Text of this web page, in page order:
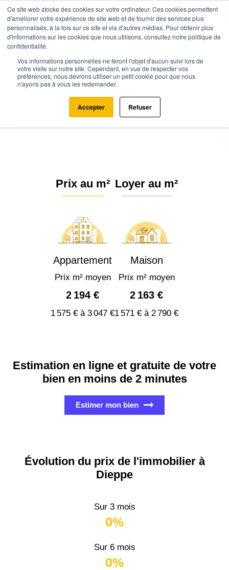
Ce site web stocke des cookies sur votre ordinateur. Ces cookies permettent
d'améliorer votre expérience de site web et de fournir des services plus
personnalisés, à la fois sur ce site et via d'autres médias. Pour obtenir plus
d'informations sur les cookies que nous utilisons, consultez notre politique de
confidentialité.
Vos informations personnelles ne feront l'objet d'aucun suivi lors de
votre visite sur notre site. Cependant, en vue de respecter vos
préférences, nous devrons utiliser un petit cookie pour que nous
n'ayons pas à vous les redemander.
Accepter Refuser
Agence.immo Prix immobilier Normandie Seine-Maritime
Dieppe (76370)
Estimation immobilière à Dieppe :
Prix m² 2026
Prix au m²
Appartement
Prix m² moyen
2 194 €
1 575 € à 3 047 €
Loyer au m²
Maison
Prix m² moyen
2 163 €
1 571 € à 2 790 €
Estimation en ligne et gratuite de votre
bien en moins de 2 minutes
Estimer mon bien
Évolution du prix de l'immobilier à
Dieppe
Sur 3 mois
0%
Sur 6 mois
0%